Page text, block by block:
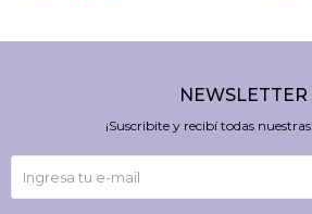
NEWSLETTER
¡Suscribite y recibí todas